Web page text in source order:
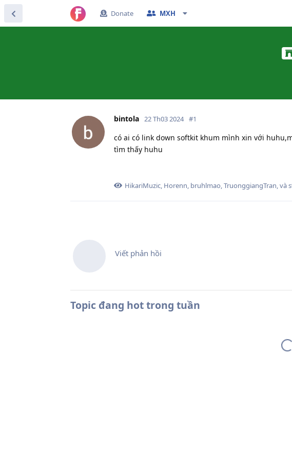
Donate MXH
bintola 22 Th03 2024 #1
có ai có link down softkit khum mình xin với
tìm thấy huhu
HikariMuzic, Horenn, bruhlmao,TruonggiangTran, và
Viết phản hồi
Topic đang hot trong tuần